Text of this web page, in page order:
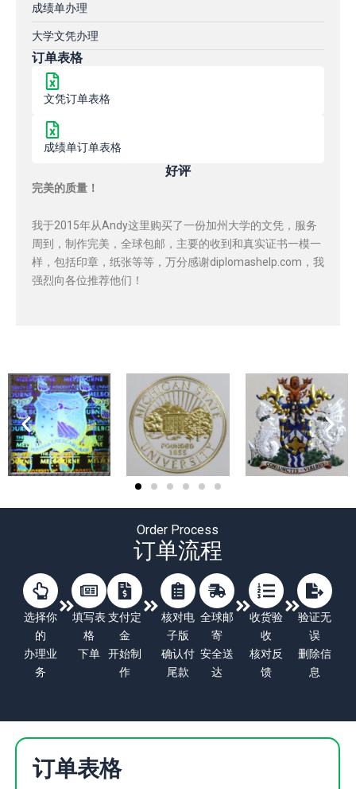
成绩单办理
大学文凭办理
订单表格
文凭订单表格
成绩单订单表格
好评
完美的质量！
我于2015年从Andy这里购买了一份加州大学的文凭，服务
周到，制作完美，全球包邮，主要的收到和真实证书一模一
样，包括印章，纸张等等，万分感谢diplomashelp.com，我
强烈向各位推荐他们！
Order Process
订单流程
选择你
的
办理业
务
填写表
格
下单
支付定
金
开始制
作
核对电
子版
确认付
尾款
全球邮
寄
安全送
达
收货验
收
核对反
馈
验证无
误
删除信
息
订单表格